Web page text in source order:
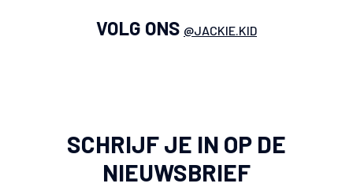
VOLG ONS @JACKIE.KID
SCHRIJF JE IN OP DE
NIEUWSBRIEF